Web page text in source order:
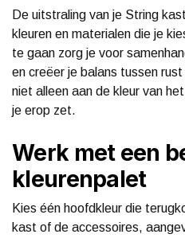
De uitstraling van je String
kleuren en materialen die je
te gaan zorg je voor
en creëer je balans tussen
niet alleen aan de kleur van
je erop zet.
Werk met een
kleurenpalet
Kies één hoofdkleur die
kast of de accessoires,